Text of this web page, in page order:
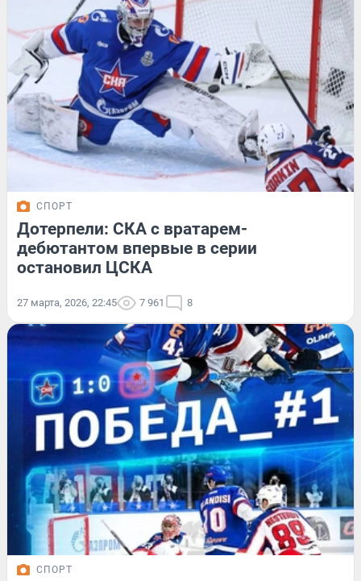
СПОРТ
Дотерпели: СКА с вратарем-
дебютантом впервые в серии
остановил ЦСКА
27 марта, 2026, 22:45 7 961 8
СПОРТ